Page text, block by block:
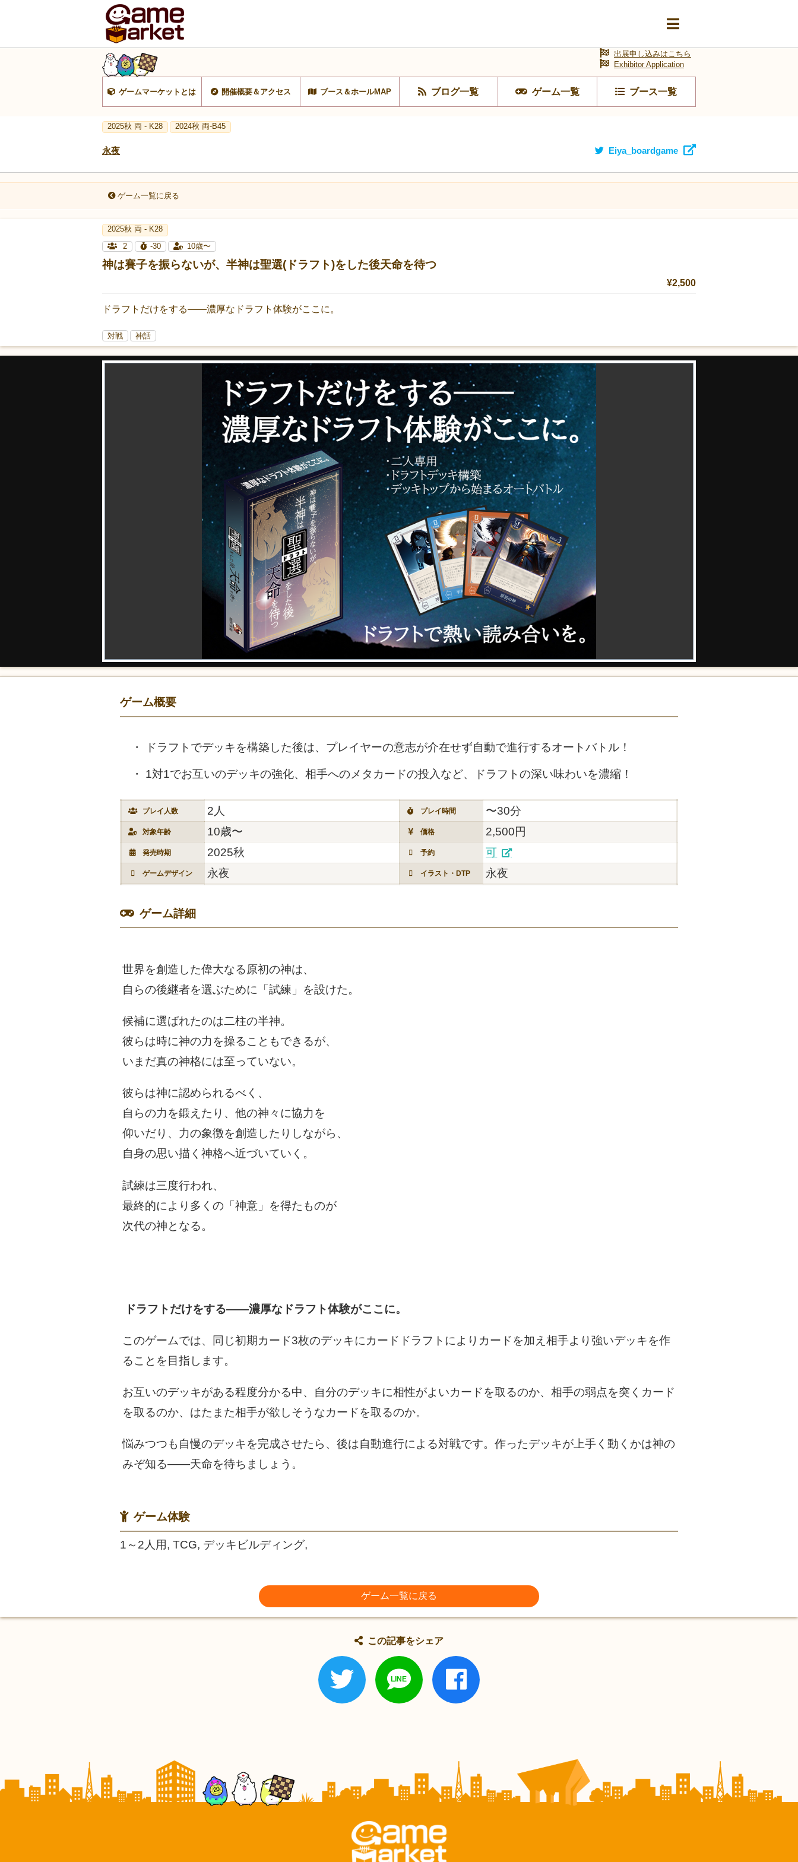
ゲームマーケットとは 開催概要＆アクセス ブース＆ホールMAP ブログ一覧 ゲーム一覧 ブース一覧
出展申し込みはこちら
Exhibitor Application
2025秋 両 - K28 2024秋 両-B45
永夜 Eiya_boardgame
ゲーム一覧に戻る
2025秋 両 - K28
2
-30 10歳〜
神は賽子を振らないが、半神は聖選(ドラフト)をした後天命を待つ
¥2,500
ドラフトだけをする――濃厚なドラフト体験がここに。
対戦 神話
ゲーム概要
ドラフトでデッキを構築した後は、プレイヤーの意志が介在せず自動で進行するオートバトル！
1対1でお互いのデッキの強化、相手へのメタカードの投入など、ドラフトの深い味わいを濃縮！
プレイ人数 2人 プレイ時間 〜30分
対象年齢 10歳〜 価格 2,500円
発売時期 2025秋 予約 可
ゲームデザイン 永夜 イラスト・DTP 永夜
ゲーム詳細
世界を​創造した​偉大なる​原初の​神は、​
自らの​後継者を​選ぶために​「試練」を​設けた。​
候補に​選ばれたのは​二柱の​半神。​
彼らは​時に​神の​力を​操る​ことも​できるが、​
いまだ真の​神格には​至っていない。​
​彼らは​神に​認められるべく、​
自らの​力を​鍛えたり、​他の​神々に​協力を​
仰いだり、​力の​象徴を​創造したりしながら、​
自身の​思い描く​神格へ​近づいていく。​
試練は​三度​行われ、​
最終的に​より​多くの​「神意」を​得た​ものが​
次代の​神となる。​
ドラフトだけをする――濃厚なドラフト体験がここに。
このゲームでは、同じ初期カード3枚のデッキにカードドラフトによりカードを加え相手より強いデッキを作
ることを目指します。
お互いのデッキがある程度分かる中、自分のデッキに相性がよいカードを取るのか、相手の弱点を突くカード
を取るのか、はたまた相手が欲しそうなカードを取るのか。
悩みつつも自慢のデッキを完成させたら、後は自動進行による対戦です。作ったデッキが上手く動くかは神の
みぞ知る――天命を待ちましょう。
ゲーム体験
1～2人用, TCG, デッキビルディング,
ゲーム一覧に戻る
この記事をシェア